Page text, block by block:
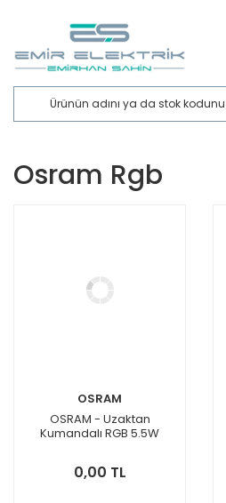
Osram Rgb
OSRAM
OSRAM - Uzaktan
Kumandalı RGB 5.5W
Kumandalı Led Ampul
0,00 TL